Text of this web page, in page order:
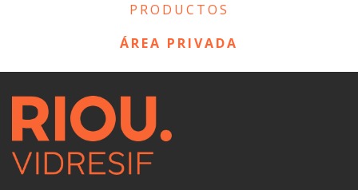
PRODUCTOS
ÁREA PRIVADA